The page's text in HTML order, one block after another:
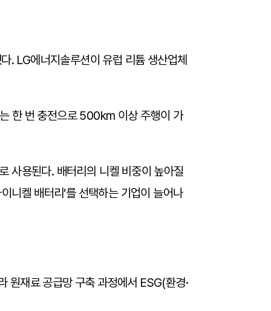
. LG에너지솔루션이 유럽 리튬 생산업체
한 번 충전으로 500km 이상 주행이 가
사용된다. 배터리의 니켈 비중이 높아질
니켈 배터리’를 선택하는 기업이 늘어나
원재료 공급망 구축 과정에서 ESG(환경·